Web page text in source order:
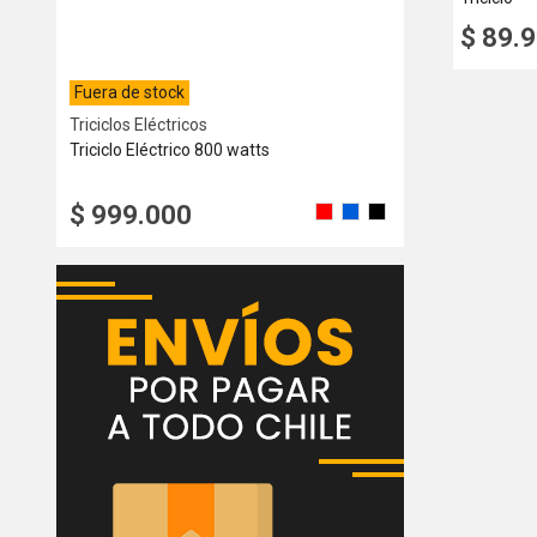
Fuera de stock
Triciclos Eléctricos
Triciclo Eléctrico 800 watts
$ 999.000
$